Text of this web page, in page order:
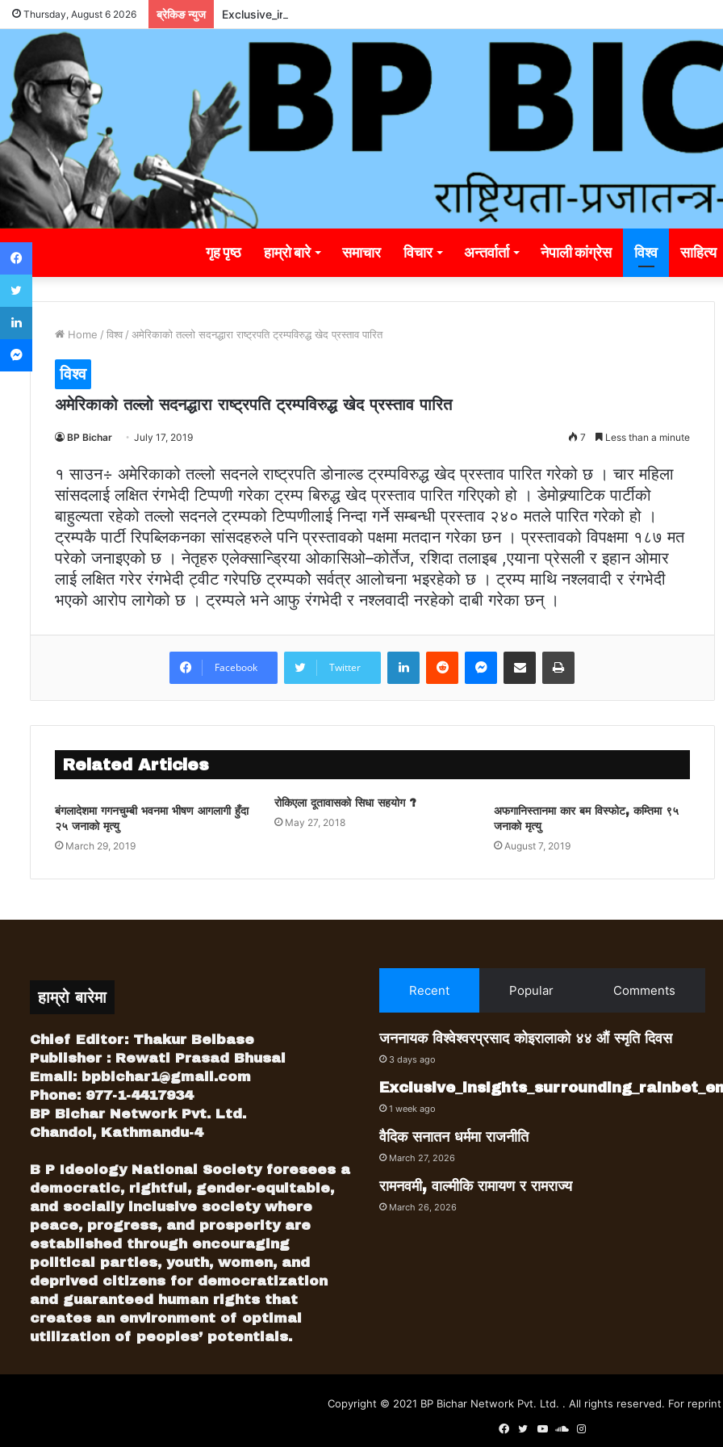
Thursday, August 6 2026 ब्रेकिङ न्युज Exclusive_insights_surrounding_rainbet_empower_informed_crypto_wagering_decision
गृह पृष्ठ हाम्रो बारे समाचार विचार अन्तर्वार्ता नेपाली कांग्रेस विश्व साहित्य
Home / विश्व / अमेरिकाको तल्लो सदनद्धारा राष्ट्रपति ट्रम्पविरुद्ध खेद प्रस्ताव पारित
विश्व
अमेरिकाको तल्लो सदनद्धारा राष्ट्रपति ट्रम्पविरुद्ध खेद प्रस्ताव पारित
BP Bichar July 17, 2019 7 Less than a minute
१ साउन÷ अमेरिकाको तल्लो सदनले राष्ट्रपति डोनाल्ड ट्रम्पविरुद्ध खेद प्रस्ताव पारित गरेको छ । चार महिला
सांसदलाई लक्षित रंगभेदी टिप्पणी गरेका ट्रम्प बिरुद्ध खेद प्रस्ताव पारित गरिएको हो । डेमोक्र्याटिक पार्टीको
बाहुल्यता रहेको तल्लो सदनले ट्रम्पको टिप्पणीलाई निन्दा गर्ने सम्बन्धी प्रस्ताव २४० मतले पारित गरेको हो ।
ट्रम्पकै पार्टी रिपब्लिकनका सांसदहरुले पनि प्रस्तावको पक्षमा मतदान गरेका छन । प्रस्तावको विपक्षमा १८७ मत
परेको जनाइएको छ । नेतृहरु एलेक्सान्ड्रिया ओकासिओ–कोर्तेज, रशिदा तलाइब ,एयाना प्रेसली र इहान ओमार
लाई लक्षित गरेर रंगभेदी ट्वीट गरेपछि ट्रम्पकोे सर्वत्र आलोचना भइरहेको छ । ट्रम्प माथि नश्लवादी र रंगभेदी
भएको आरोप लागेको छ । ट्रम्पले भने आफु रंगभेदी र नश्लवादी नरहेको दाबी गरेका छन् ।
Facebook Twitter
LinkedInReddit Messenger
Share via Email Print
Related Articles
बंगलादेशमा गगनचुम्बी भवनमा भीषण आगलागी हुँदा
२५ जनाको मृत्यु
March 29, 2019
रोकिएला दूतावासको सिधा सहयोग ?
May 27, 2018
अफगानिस्तानमा कार बम विस्फोट, कम्तिमा ९५
जनाको मृत्यु
August 7, 2019
हाम्रो बारेमा
Chief Editor: Thakur Belbase
Publisher : Rewati Prasad Bhusal
Email: bpbichar1@gmail.com
Phone: 977-1-4417934
BP Bichar Network Pvt. Ltd.
Chandol, Kathmandu-4
B P Ideology National Society foresees a
democratic, rightful, gender-equitable,
and socially inclusive society where
peace, progress, and prosperity are
established through encouraging
political parties, youth, women, and
deprived citizens for democratization
and guaranteed human rights that
creates an environment of optimal
utilization of peoples’ potentials.
Recent Popular Comments
जननायक विश्वेश्वरप्रसाद कोइरालाको ४४ औं स्मृति दिवस
3 days ago
1 week ago
वैदिक सनातन धर्ममा राजनीति
March 27, 2026
रामनवमी, वाल्मीकि रामायण र रामराज्य
March 26, 2026
Copyright © 2021 BP Bichar Network Pvt. Ltd. . All rights reserved. For
Facebook
TwitterYouTubeSoundCloud
Instagram
Facebook
Twitter
LinkedIn
Messenger